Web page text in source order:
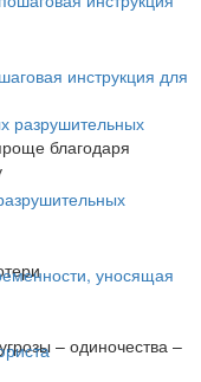
инструкция для
благодаря
уносящая
– одиночества –